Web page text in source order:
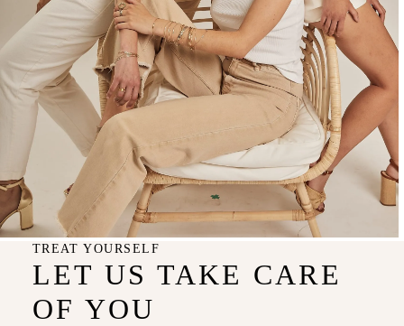
TREAT YOURSELF
LET US TAKE CARE
OF YOU